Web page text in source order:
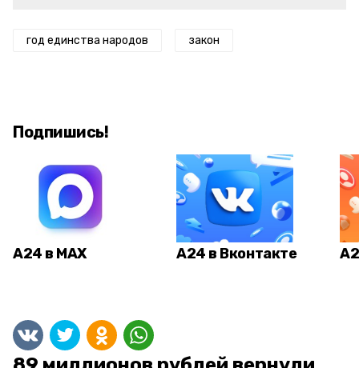
год единства народов закон
Подпишись!
А24 в MAX А24 в Вконтакте